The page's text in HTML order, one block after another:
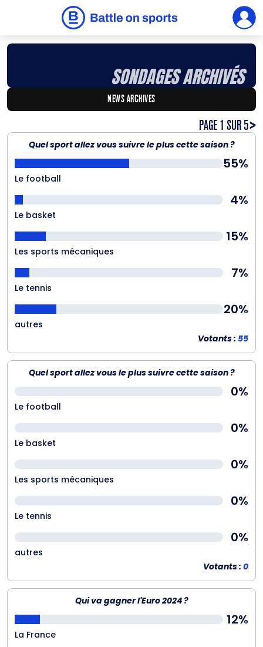
SONDAGES ARCHIVÉS
NEWS ARCHIVES
PAGE 1 SUR 5>
Quel sport allez vous suivre le plus cette saison ?
55%
Le football
4%
Le basket
15%
Les sports mécaniques
7%
Le tennis
20%
autres
Votants : 55
Quel sport allez vous le plus suivre cette saison ?
0%
Le football
0%
Le basket
0%
Les sports mécaniques
0%
Le tennis
0%
autres
Votants : 0
Qui va gagner l'Euro 2024 ?
12%
La France